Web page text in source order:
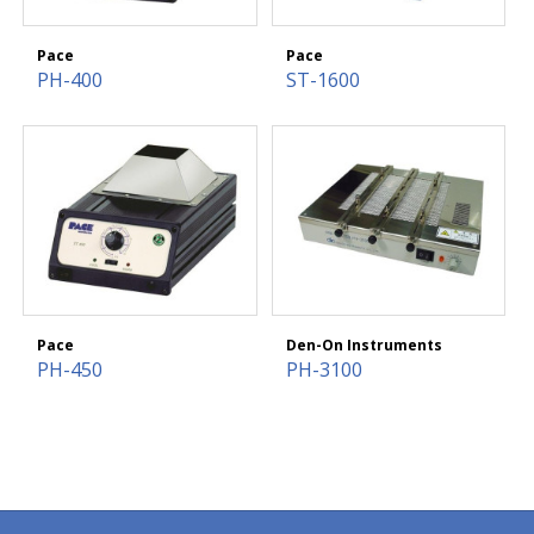
Pace
PH-400
Pace
ST-1600
Pace
PH-450
Den-On Instruments
PH-3100